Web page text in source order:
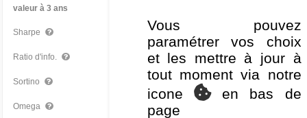
valeur à 3 ans
Sharpe 1,15
Ratio d'info. 0,10 Moyen
Sortino 1,86 Bon
Omega 1,49
Vous pouvez
paramétrer vos choix
et les mettre à jour à
tout moment via notre
icone
en bas de
page